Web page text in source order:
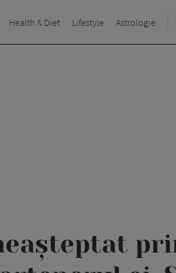
Health & Diet Lifestyle Astrologie